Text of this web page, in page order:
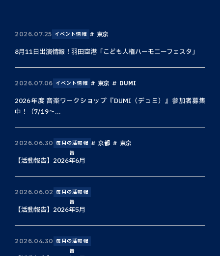
2026.07.25 イベント情報 東京
8月11日出演情報！羽田空港「こども人権ハーモニーフェスタ」
2026.07.06 イベント情報 東京 DUMI
2026年度 音楽ワークショップ『DUMI（デュミ）』参加者募集
中！（7/19〜...
2026.06.30 毎月の活動報
告
京都 東京
【活動報告】2026年6月
2026.06.02 毎月の活動報
告
【活動報告】2026年5月
2026.04.30 毎月の活動報
告